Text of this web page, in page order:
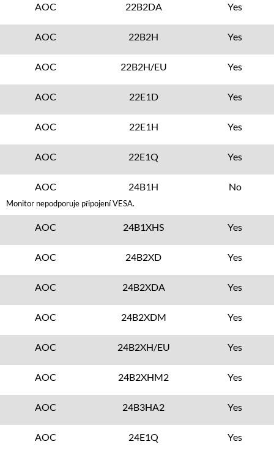
AOC 22B2DA Yes
AOC 22B2H Yes
AOC 22B2H/EU Yes
AOC 22E1D Yes
AOC 22E1H Yes
AOC 22E1Q Yes
AOC 24B1H No
Monitor nepodporuje připojení VESA.
AOC 24B1XHS Yes
AOC 24B2XD Yes
AOC 24B2XDA Yes
AOC 24B2XDM Yes
AOC 24B2XH/EU Yes
AOC 24B2XHM2 Yes
AOC 24B3HA2 Yes
AOC 24E1Q Yes